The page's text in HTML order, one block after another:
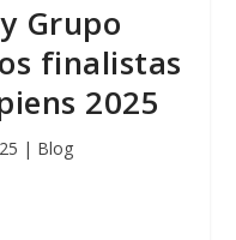
Grupo
finalistas
2025
| Blog